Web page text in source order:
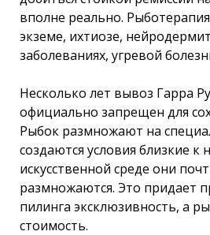
вполне реально.
экземе, ихтиозе,
заболеваниях, угревой
Несколько лет вывоз Гарра
официально запрещен для
Рыбок размножают на
создаются условия близкие к
искусственной среде они
размножаются. Это придает
пилинга эксклюзивность, а
стоимость.